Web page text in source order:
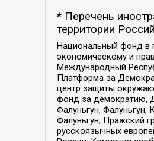
* Перечень
территории
Национальный фонд в
экономическому и
Международный
Платформа за
центр защиты
фонд за демократию,
Фалуньгун,
Фалуньгун, Пражский
русскоязычных